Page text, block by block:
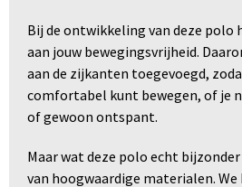
Bij de ontwikkeling van deze polo
aan jouw bewegingsvrijheid.
aan de zijkanten toegevoegd,
comfortabel kunt bewegen, of je
of gewoon ontspant.
Maar wat deze polo echt
van hoogwaardige materialen.